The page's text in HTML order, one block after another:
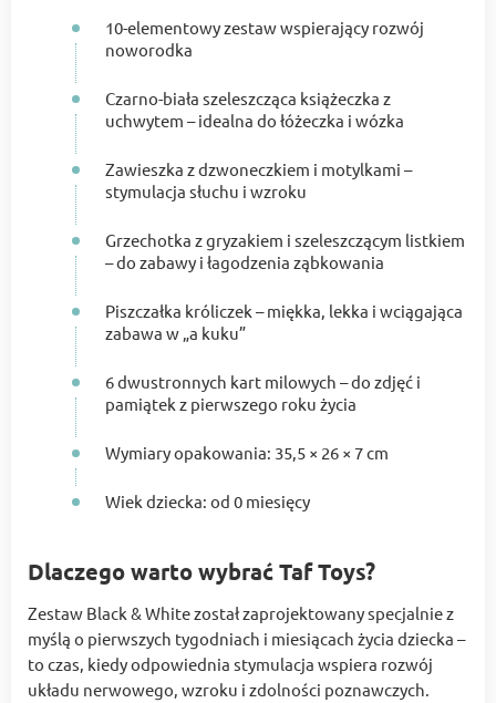
10-elementowy zestaw wspierający rozwój
noworodka
Czarno-biała szeleszcząca książeczka z
uchwytem – idealna do łóżeczka i wózka
Zawieszka z dzwoneczkiem i motylkami –
stymulacja słuchu i wzroku
Grzechotka z gryzakiem i szeleszczącym listkiem
– do zabawy i łagodzenia ząbkowania
Piszczałka króliczek – miękka, lekka i wciągająca
zabawa w „a kuku”
6 dwustronnych kart milowych – do zdjęć i
pamiątek z pierwszego roku życia
Wymiary opakowania: 35,5 × 26 × 7 cm
Wiek dziecka: od 0 miesięcy
Dlaczego warto wybrać Taf Toys?
Zestaw Black & White został zaprojektowany specjalnie z
myślą o pierwszych tygodniach i miesiącach życia dziecka –
to czas, kiedy odpowiednia stymulacja wspiera rozwój
układu nerwowego, wzroku i zdolności poznawczych.